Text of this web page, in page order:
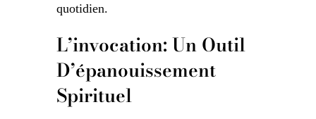
quotidien.
L’invocation: Un Outil
D’épanouissement
Spirituel